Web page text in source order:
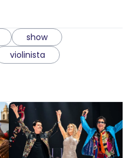
show
violinista